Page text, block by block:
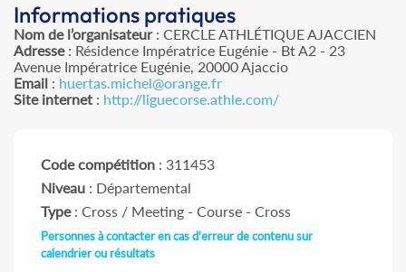
Informations pratiques
Nom de l’organisateur: CERCLE ATHLÉTIQUE AJACCIEN
Adresse: Résidence Impératrice Eugénie - Bt A2 - 23
Avenue Impératrice Eugénie, 20000 Ajaccio
Email : huertas.michel@orange.fr
Site internet : http://liguecorse.athle.com/
Code compétition : 311453
Niveau : Départemental
Type: Cross / Meeting - Course - Cross
Personnes à contacter en cas d'erreur de contenu sur
calendrier ou résultats